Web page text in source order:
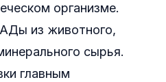
организме.
из животного,
сырья.
главным